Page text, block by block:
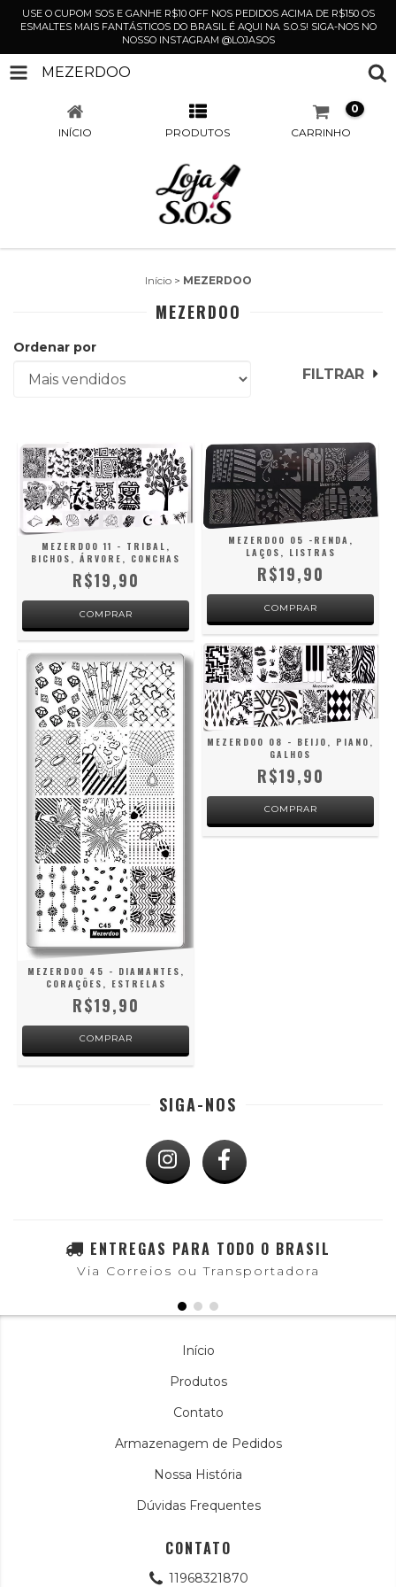
USE O CUPOM SOS E GANHE R$10 OFF NOS PEDIDOS ACIMA DE R$150 OS
ESMALTES MAIS FANTÁSTICOS DO BRASIL É AQUI NA S.O.S! SIGA-NOS NO
NOSSO INSTAGRAM @LOJASOS
MEZERDOO
INÍCIO PRODUTOS CARRINHO
0
Início > MEZERDOO
MEZERDOO
Ordenar por
FILTRAR
MEZERDOO 11 - TRIBAL,
BICHOS, ÁRVORE, CONCHAS
R$19,90
MEZERDOO 05 -RENDA,
LAÇOS, LISTRAS
R$19,90
MEZERDOO 45 - DIAMANTES,
CORAÇÕES, ESTRELAS
R$19,90
MEZERDOO 08 - BEIJO, PIANO,
GALHOS
R$19,90
SIGA-NOS
ENTREGAS PARA TODO O BRASIL
Via Correios ou Transportadora
Início
Produtos
Contato
Armazenagem de Pedidos
Nossa História
Dúvidas Frequentes
CONTATO
11968321870